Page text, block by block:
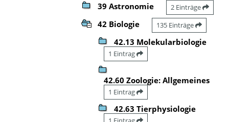
39 Astronomie 2 Einträge
42 Biologie 135 Einträge
42.13 Molekularbiologie
1 Eintrag
42.60 Zoologie: Allgemeines
1 Eintrag
42.63 Tierphysiologie